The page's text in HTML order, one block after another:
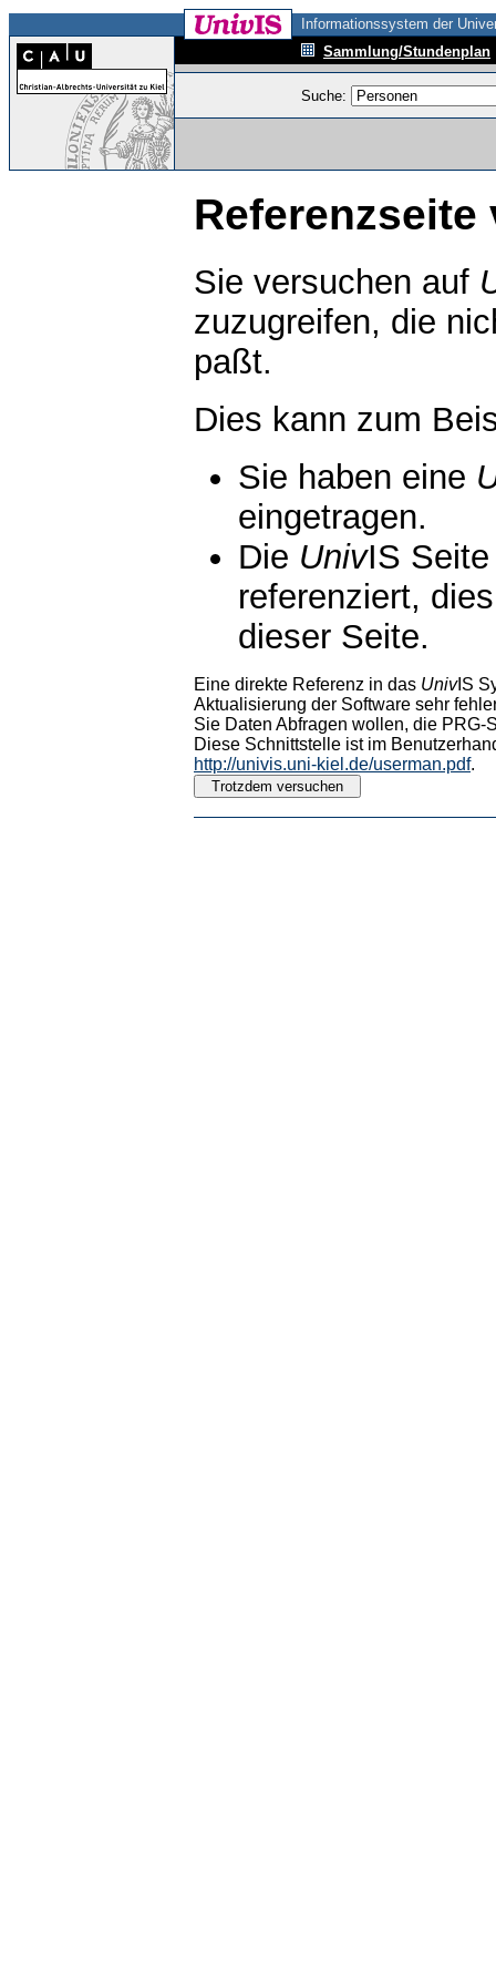
Informationssystem der
Sammlung/Stundenplan
Suche:
Referenzseite
Sie versuchen auf
zuzugreifen, die
paßt.
Dies kann zum
Sie haben eine
eingetragen.
Die UnivIS
referenziert,
dieser Seite.
Eine direkte Referenz in das UnivIS
Aktualisierung der Software sehr
Sie Daten Abfragen wollen, die PRG-
Diese Schnittstelle ist im
http://univis.uni-kiel.de/userman.pdf.